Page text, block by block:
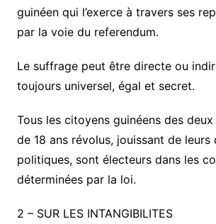
guinéen qui l’exerce à travers ses
par la voie du referendum.
Le suffrage peut être directe ou
toujours universel, égal et secret.
Tous les citoyens guinéens des
de 18 ans révolus, jouissant de
politiques, sont électeurs dans les
déterminées par la loi.
2 – SUR LES INTANGIBILITES